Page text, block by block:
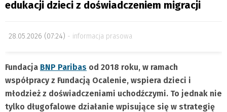
edukacji dzieci z doświadczeniem migracji
28.05.2026 (07:24) informacja prasowa
Fundacja BNP Paribas od 2018 roku, w ramach
współpracy z Fundacją Ocalenie, wspiera dzieci i
młodzież z doświadczeniami uchodźczymi. To jednak nie
tylko długofalowe działanie wpisujące się w strategię